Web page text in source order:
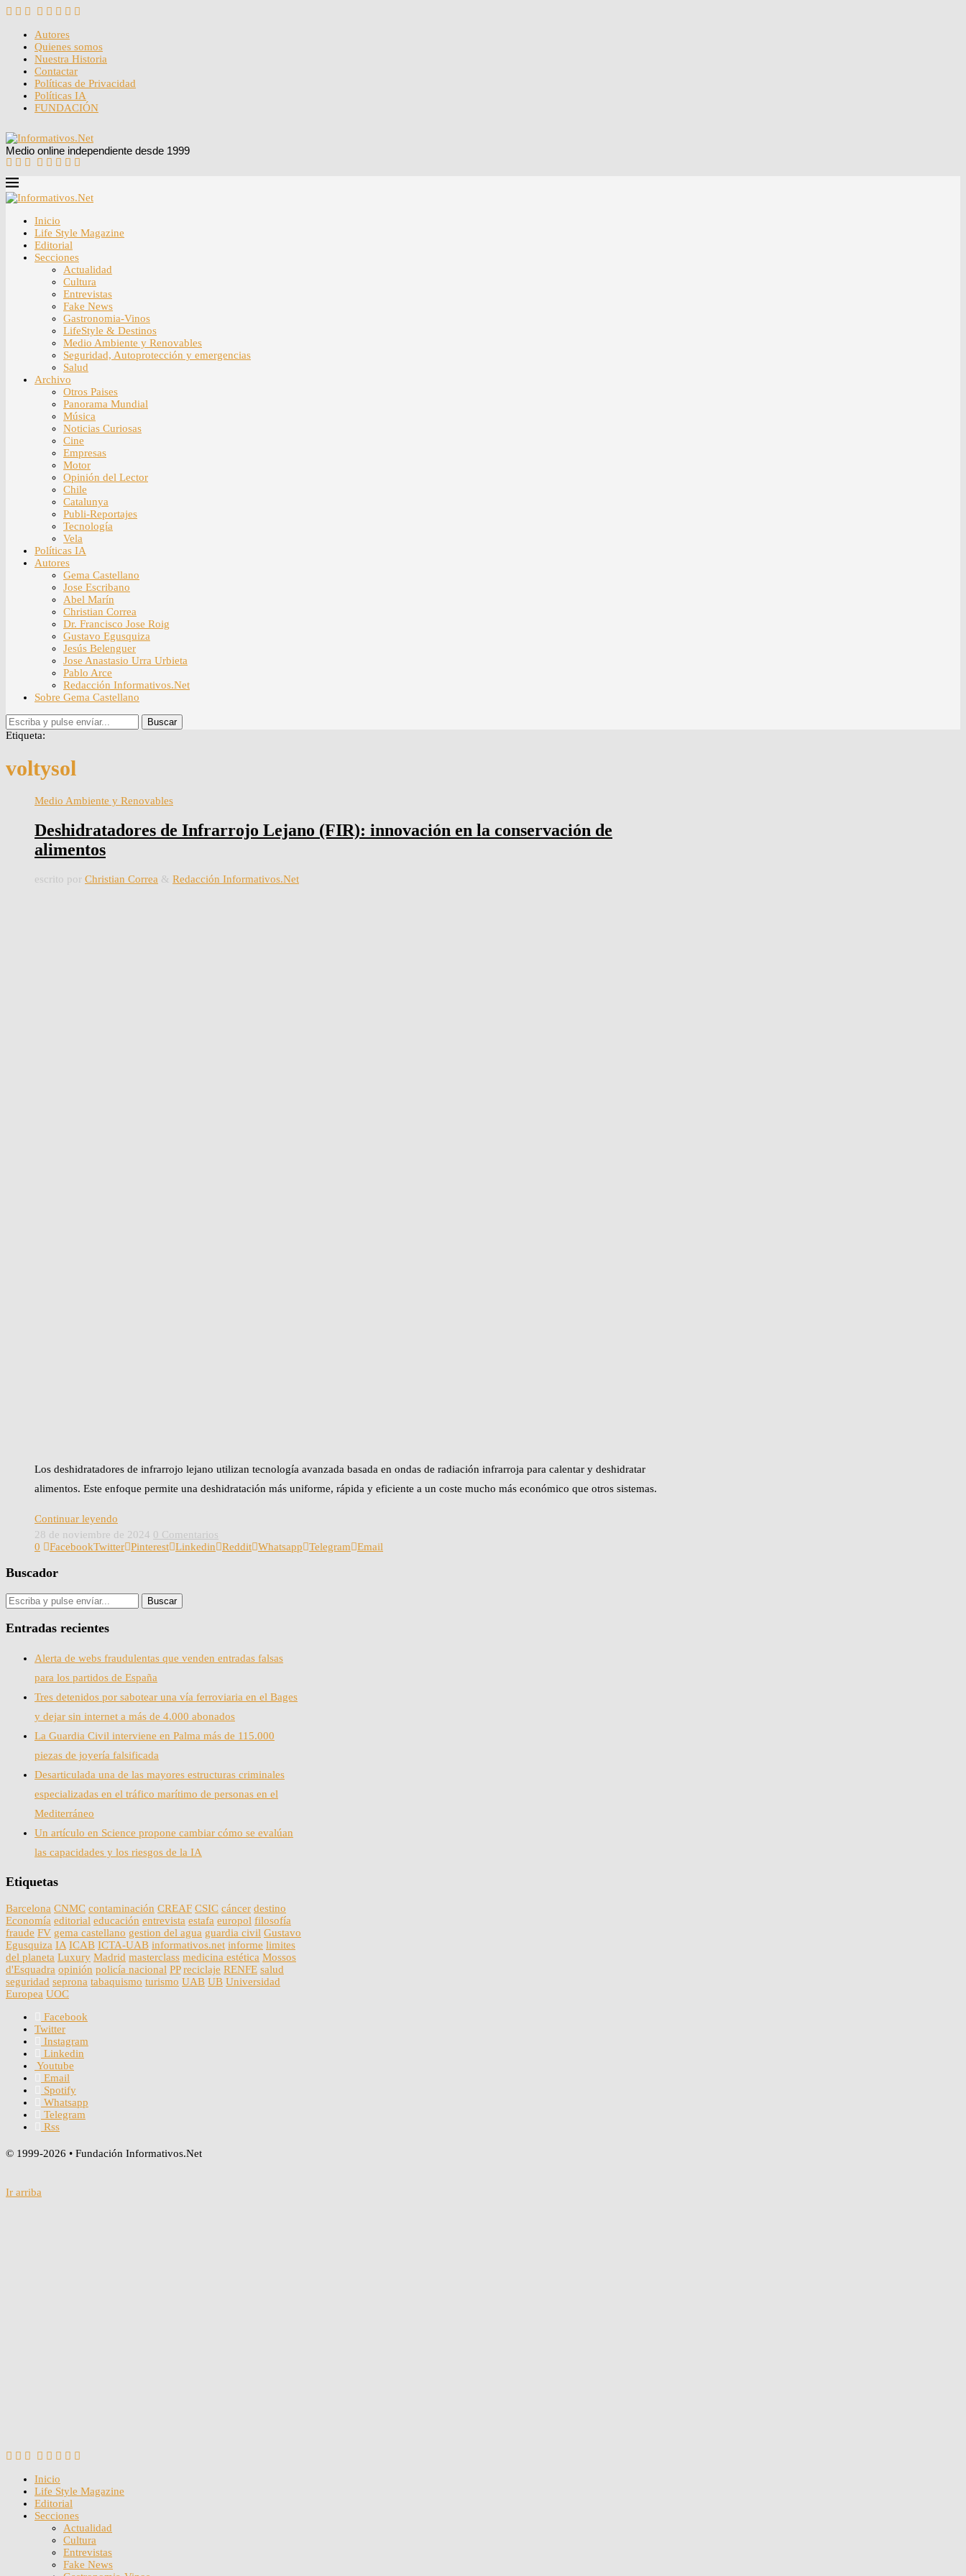
Autores
Quienes somos
Nuestra Historia
Contactar
Políticas de Privacidad
Políticas IA
FUNDACIÓN
Medio online independiente desde 1999
Inicio
Life Style Magazine
Editorial
Secciones
Actualidad
Cultura
Entrevistas
Fake News
Gastronomia-Vinos
LifeStyle & Destinos
Medio Ambiente y Renovables
Seguridad, Autoprotección y emergencias
Salud
Archivo
Otros Paises
Panorama Mundial
Música
Noticias Curiosas
Cine
Empresas
Motor
Opinión del Lector
Chile
Catalunya
Publi-Reportajes
Tecnología
Vela
Políticas IA
Autores
Gema Castellano
Jose Escribano
Abel Marín
Christian Correa
Dr. Francisco Jose Roig
Gustavo Egusquiza
Jesús Belenguer
Jose Anastasio Urra Urbieta
Pablo Arce
Redacción Informativos.Net
Sobre Gema Castellano
Buscar
Etiqueta:
voltysol
Medio Ambiente y Renovables
Deshidratadores de Infrarrojo Lejano (FIR): innovación en la conservación de
alimentos
escrito por Christian Correa & Redacción Informativos.Net
Los deshidratadores de infrarrojo lejano utilizan tecnología avanzada basada en ondas de radiación infrarroja para calentar y deshidratar
alimentos. Este enfoque permite una deshidratación más uniforme, rápida y eficiente a un coste mucho más económico que otros sistemas.
Continuar leyendo
28 de noviembre de 2024 0 Comentarios
0
FacebookTwitter Pinterest Linkedin Reddit Whatsapp Telegram Email
Buscador
Entradas recientes
Alerta de webs fraudulentas que venden entradas falsas
para los partidos de España
Tres detenidos por sabotear una vía ferroviaria en el Bages
y dejar sin internet a más de 4.000 abonados
La Guardia Civil interviene en Palma más de 115.000
piezas de joyería falsificada
Desarticulada una de las mayores estructuras criminales
especializadas en el tráfico marítimo de personas en el
Mediterráneo
Un artículo en Science propone cambiar cómo se evalúan
las capacidades y los riesgos de la IA
Etiquetas
Barcelona CNMC contaminación CREAF CSIC cáncer destino
Economía editorial educación entrevista estafa europol filosofía
fraude FV gema castellano gestion del agua guardia civil Gustavo
Egusquiza IA ICAB ICTA-UAB informativos.net informe limites
del planeta Luxury Madrid masterclass medicina estética Mossos
d'Esquadra opinión policía nacional PP reciclaje RENFE salud
seguridad seprona tabaquismo turismo UAB UB Universidad
Europea UOC
Facebook
Twitter
Instagram
Linkedin
Youtube
Email
Spotify
Whatsapp
Telegram
Rss
© 1999-2026 • Fundación Informativos.Net
Ir arriba
Inicio
Life Style Magazine
Editorial
Secciones
Actualidad
Cultura
Entrevistas
Fake News